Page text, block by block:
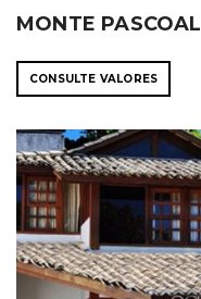
MONTE PASCOAL
CONSULTE VALORES